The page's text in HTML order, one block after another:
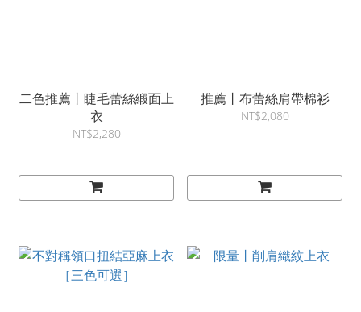
二色推薦丨睫毛蕾絲緞面上
衣
NT$2,280
推薦丨布蕾絲肩帶棉衫
NT$2,080